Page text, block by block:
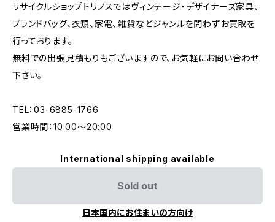
リサイクルショップトリノスではヴィンテージ・デザイナーズ家具、
ブランドバッグ、衣類、家電、雑貨などジャンルを問わずお買取を
行っております。
無料での出張見積もりもございますので、お気軽にお問い合わせ
下さい。
TEL：03-6885-1766
営業時間：10:00〜20:00
International shipping available
Sold out
日本国内にお住まいの方向け